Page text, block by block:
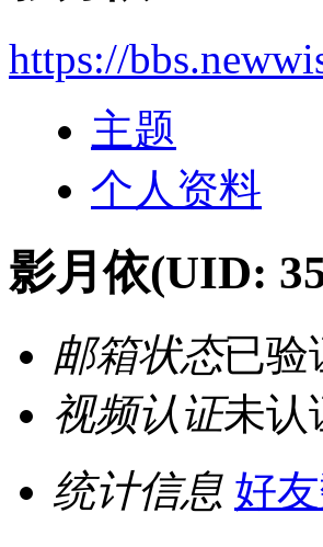
https://
主题
个人资料
影月依(UID:
邮箱状态已验
视频认证未认
统计信息 好